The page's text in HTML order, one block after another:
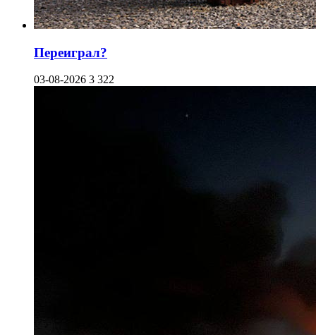
Переиграл?
03-08-2026 3 322